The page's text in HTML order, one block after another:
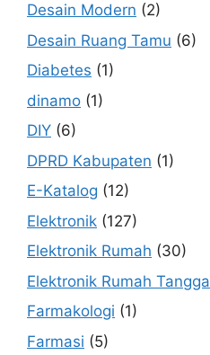
Desain Modern (2)
Desain Ruang Tamu (6)
Diabetes (1)
dinamo (1)
DIY (6)
DPRD Kabupaten (1)
E-Katalog (12)
Elektronik (127)
Elektronik Rumah (30)
Elektronik Rumah Tangga
Farmakologi (1)
Farmasi (5)